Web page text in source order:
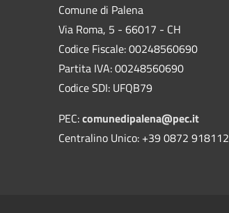
Comune di Palena
Via Roma, 5 - 66017 - CH
Codice Fiscale: 00248560690
Partita IVA: 00248560690
Codice SDI: UFQB79
PEC:comunedipalena@pec.it
Centralino Unico: +39 0872 918112